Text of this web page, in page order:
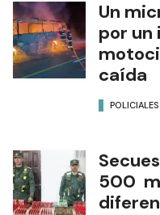
Un
por un
caída
POLICIALES
500